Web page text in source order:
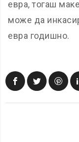
евра, тогаш
може да
евра годишно.